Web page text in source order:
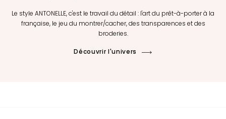
Le style ANTONELLE, c'est le travail du détail : l'art du prêt-à-porter à la
française, le jeu du montrer/cacher, des transparences et des
broderies.
Découvrir l'univers